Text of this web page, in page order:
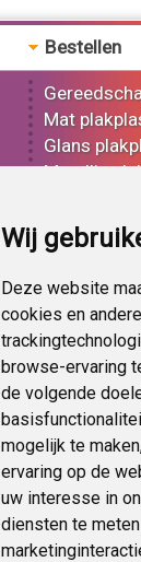
Wij
Deze website
cookies en andere
browse-ervaring
de volgende
mogelijk te maken
ervaring op de
uw interesse in
diensten te
Bestellen
Mat
Glans
Metallic
Effect
Bedrukt
Carbon
Lampen folie
Functionele
Op
Pagina delen